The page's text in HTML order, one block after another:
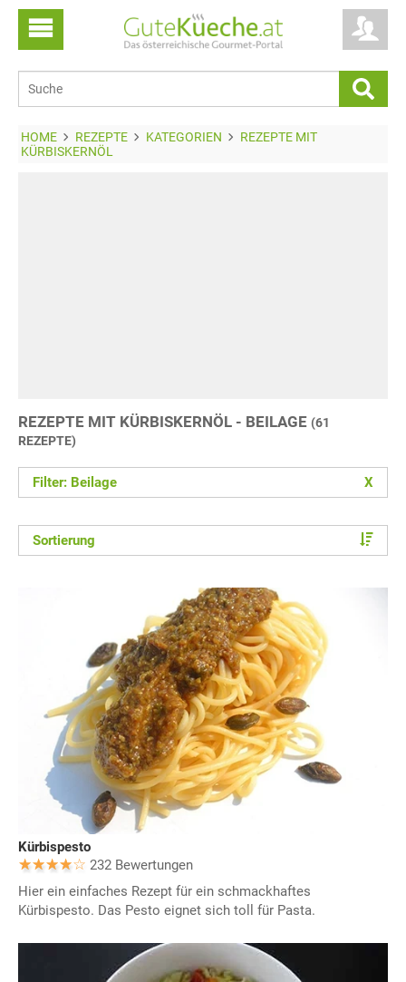
HOME REZEPTE KATEGORIEN
REZEPTE MIT
KÜRBISKERNÖL
REZEPTE MIT KÜRBISKERNÖL - BEILAGE (61
REZEPTE)
Filter: Beilage X
Sortierung
Kürbispesto
232 Bewertungen
Hier ein einfaches Rezept für ein schmackhaftes
Kürbispesto. Das Pesto eignet sich toll für Pasta.